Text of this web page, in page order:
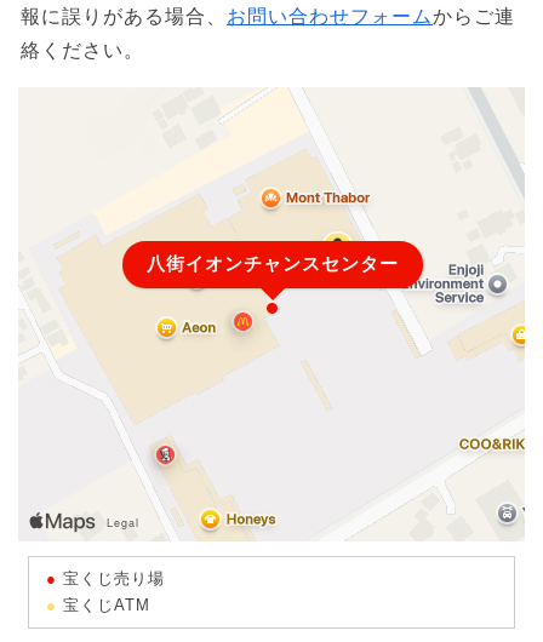
報に誤りがある場合、 お問い合わせフォームからご連
絡ください。
八街イオンチャンスセンター
宝くじ売り場
宝くじATM